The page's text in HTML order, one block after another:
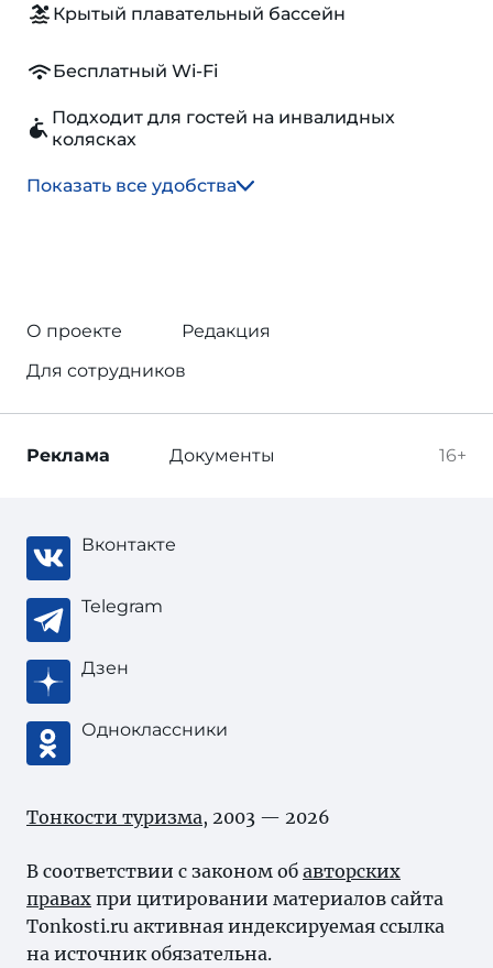
Крытый плавательный бассейн
Бесплатный Wi-Fi
Подходит для гостей на инвалидных
колясках
Показать все удобства
О проекте
Редакция
Для сотрудников
16+
Реклама Документы
Вконтакте
Telegram
Дзен
Одноклассники
Тонкости туризма, 2003 — 2026
В соответствии с законом об авторских
правах при цитировании материалов сайта
Tonkosti.ru активная индексируемая ссылка
на источник обязательна.